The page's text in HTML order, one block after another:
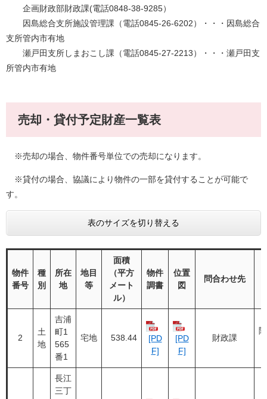
企画財政部財政課(電話0848-38-9285）
因島総合支所施設管理課（電話0845-26-6202）・・・因島総合
支所管内市有地
瀬戸田支所しまおこし課（電話0845-27-2213）・・・瀬戸田支
所管内市有地
売却・貸付予定財産一覧表
※売却の場合、物件番号単位での売却になります。
※貸付の場合、協議により物件の一部を貸付することが可能で
す。
表のサイズを切り替える
物件
番号
種
別
所在
地
地目
等
面積
（平方
メート
ル）
物件
調書
位置
図
問合わせ先
2
土
地
吉浦
町1
565
番1
宅地 538.44
[PD
F]
[PD
F]
財政課
長江
三丁